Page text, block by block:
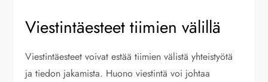
Viestintäesteet tiimien välillä
Viestintäesteet voivat estää tiimien välistä yhteistyötä
ja tiedon jakamista. Huono viestintä voi johtaa